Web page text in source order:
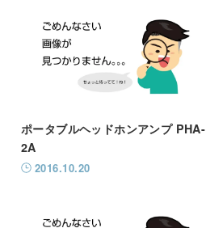
ポータブルヘッドホンアンプ PHA-
2A
2016.10.20